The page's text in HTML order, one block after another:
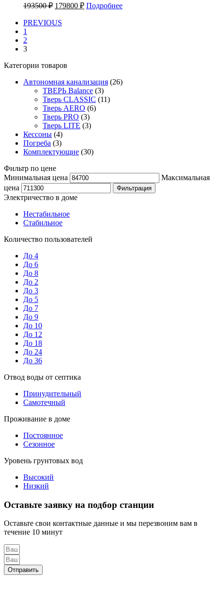
193500₽ 179800 ₽ Подробнее
PREVIOUS
1
2
3
Категории товаров
Автономная канализация (26)
ТВЕРЬ Balance (3)
Тверь CLASSIC (11)
Тверь AERO (6)
Тверь PRO (3)
Тверь LITE (3)
Кессоны (4)
Погреба (3)
Комплектующие (30)
Фильтр по цене
Минимальная цена
Максимальная
цена
Фильтрация
Электричество в доме
Нестабильное
Стабильное
Количество пользователей
До 4
До 6
До 8
До 2
До 3
До 5
До 7
До 9
До 10
До 12
До 18
До 24
До 36
Отвод воды от септика
Принудительный
Самотечный
Проживание в доме
Постоянное
Сезонное
Уровень грунтовых вод
Высокий
Низкий
Оставьте заявку на подбор станции
Оставьте свои контактные данные и мы перезвоним вам в
течение 10 минут
Отправить